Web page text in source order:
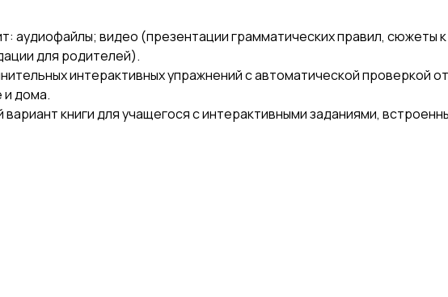
аудиофайлы; видео (презентации грамматических правил, сюжеты
для родителей).
интерактивных упражнений с автоматической проверкой
и дома.
вариант книги для учащегося с интерактивными заданиями,